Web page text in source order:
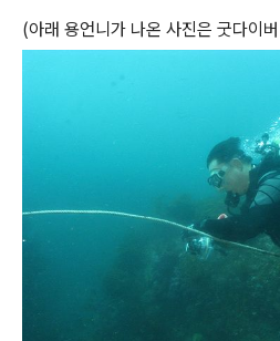
(아래 용언니가 나온 사진은 굿다이